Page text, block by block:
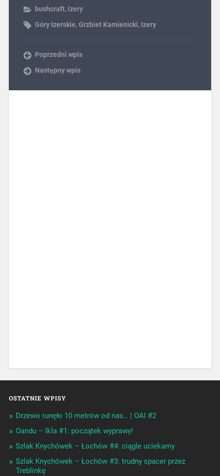
bushcraft, izery
Góry Izerskie,Grzbiet Kamienicki, Izery
Poprzedni wpis
Następny wpis
OSTATNIE WPISY
Drzewo runęło 10 metrów od nas… | OAI #2
Oandu – Ikla #1: początek wyprawy!
Szlak Knychówek – Łochów #4: ciągle uciekamy
Szlak Knychówek – Łochów #3: trudny spacer przez
Treblinkę